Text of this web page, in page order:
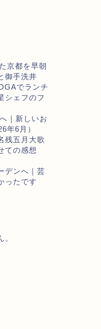
京都を早朝
御手洗井
でランチ
シェフのフ
｜新しいお
年6月）
残五月大歌
ての感想
デンへ｜芸
ったです